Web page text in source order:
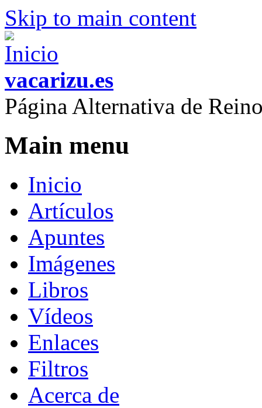
Skip to main content
vacarizu.es
Página Alternativa de
Main menu
Inicio
Artículos
Apuntes
Imágenes
Libros
Vídeos
Enlaces
Filtros
Acerca de